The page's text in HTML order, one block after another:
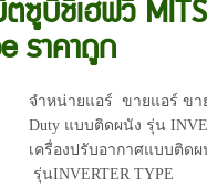
ซูบิชิเฮฟวี่
ราคาถูก
จำหน่ายแอร์ ขายแอร์ ขา
Duty แบบติดผนัง รุ่น
เครื่องปรับอากาศแบบติดผ
รุ่นINVERTER TYPE